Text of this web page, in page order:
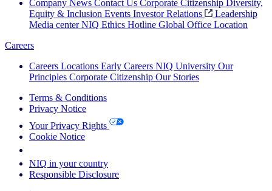
Company News Contact Us Corporate Citizenship
Diversity,
Equity & Inclusion Events Investor Relations
Leadership
Media center NIQ Ethics Hotline Global Office Location
Careers
Careers Locations Early Careers NIQ University Our
Principles Corporate Citizenship Our Stories
Terms & Conditions
Privacy Notice
Your Privacy Rights
Cookie Notice
NIQ in your country
Responsible Disclosure